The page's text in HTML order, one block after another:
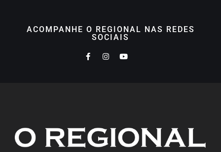
ACOMPANHE O REGIONAL NAS REDES
SOCIAIS